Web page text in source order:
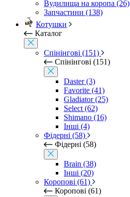
Вудилища на коропа (26)
Запчастини (138)
Котушки
Каталог
Спінінгові (151)
Спінінгові (151)
Daster (3)
Favorite (41)
Gladiator (25)
Select (62)
Shimano (16)
Інші (4)
Фідерні (58)
Фідерні (58)
Brain (38)
Інші (20)
Коропові (61)
Коропові (61)